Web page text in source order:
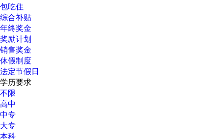
包吃住
综合补贴
年终奖金
奖励计划
销售奖金
休假制度
法定节假日
学历要求
不限
高中
中专
大专
本科